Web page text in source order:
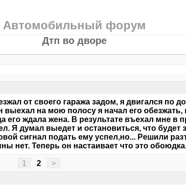
Автомобильный форум
Дтп во дворе
от своего гаража задом, я двигался по
выехал на мою полосу я начал его обезжать,
его ждала жена. В результате въехал мне в
Я думал выедет и остановиться, что будет
сигнал подать ему успел,но... Решили
нет. Теперь он настаивает что это
1 2 >